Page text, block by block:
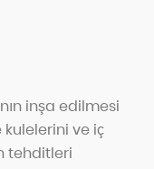
inşa edilmesi
ve iç
tehditleri